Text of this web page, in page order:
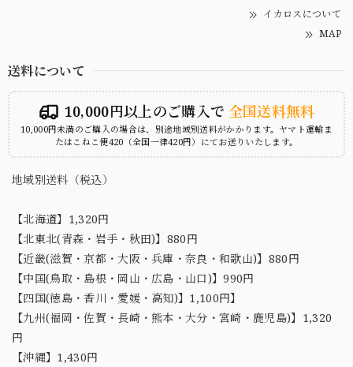
イカロスについて
MAP
送料について
10,000円以上のご購入で 全国送料無料
10,000円未満のご購入の場合は、別途地域別送料がかかります。ヤマト運輸ま
たはこねこ便420（全国一律420円）にてお送りいたします。
地域別送料（税込）
【北海道】1,320円
【北東北(青森・岩手・秋田)】880円
【近畿(滋賀・京都・大阪・兵庫・奈良・和歌山)】880円
【中国(鳥取・島根・岡山・広島・山口)】990円
【四国(徳島・香川・愛媛・高知)】1,100円】
【九州(福岡・佐賀・長崎・熊本・大分・宮崎・鹿児島)】1,320
円
【沖縄】1,430円